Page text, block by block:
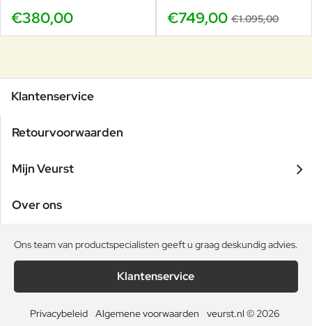
€380,00 €749,00 €1.095,00
Klantenservice
Retourvoorwaarden
Mijn Veurst
Over ons
Ons team van productspecialisten geeft u graag deskundig advies.
Klantenservice
Privacybeleid Algemene voorwaarden veurst.nl © 2026